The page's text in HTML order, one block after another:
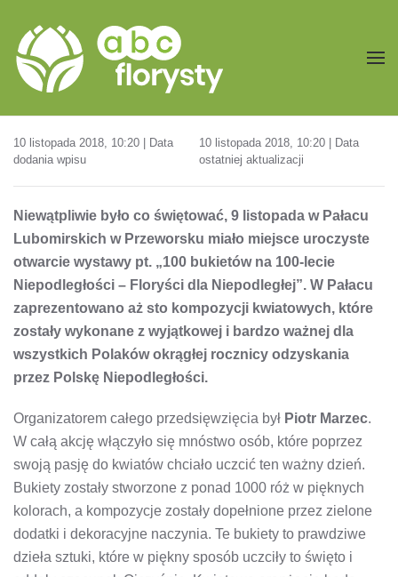
Przejdź do treści głównej
10 listopada 2018, 10:20 | Data
dodania wpisu
10 listopada 2018, 10:20 | Data
ostatniej aktualizacji
Niewątpliwie było co świętować, 9 listopada w Pałacu
Lubomirskich w Przeworsku miało miejsce uroczyste
otwarcie wystawy pt. „100 bukietów na 100-lecie
Niepodległości – Floryści dla Niepodległej”. W Pałacu
zaprezentowano aż sto kompozycji kwiatowych, które
zostały wykonane z wyjątkowej i bardzo ważnej dla
wszystkich Polaków okrągłej rocznicy odzyskania
przez Polskę Niepodległości.
Organizatorem całego przedsięwzięcia był Piotr Marzec.
W całą akcję włączyło się mnóstwo osób, które poprzez
swoją pasję do kwiatów chciało uczcić ten ważny dzień.
Bukiety zostały stworzone z ponad 1000 róż w pięknych
kolorach, a kompozycje zostały dopełnione przez zielone
dodatki i dekoracyjne naczynia. Te bukiety to prawdziwe
dzieła sztuki, które w piękny sposób uczciły to święto i